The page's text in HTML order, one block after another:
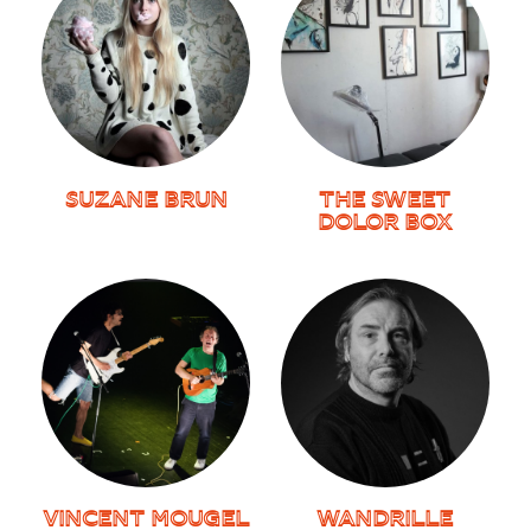
SUZANE BRUN
THE SWEET
DOLOR BOX
VINCENT MOUGEL
WANDRILLE